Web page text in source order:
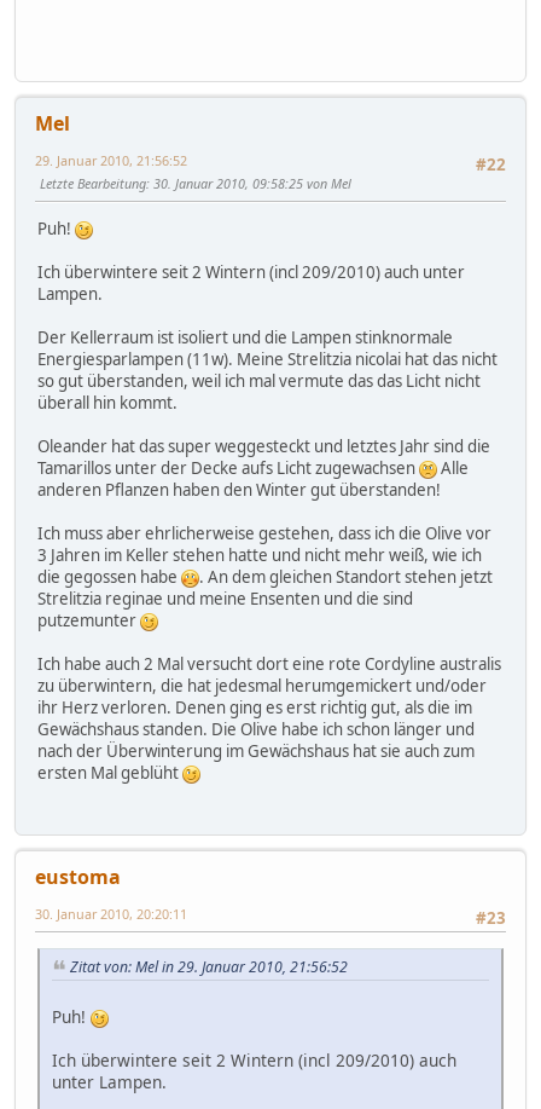
Mel
#22
29. Januar 2010, 21:56:52
Letzte Bearbeitung: 30. Januar 2010, 09:58:25 von Mel
Puh!
Ich überwintere seit 2 Wintern (incl 209/2010) auch unter
Lampen.
Der Kellerraum ist isoliert und die Lampen stinknormale
Energiesparlampen (11w). Meine Strelitzia nicolai hat das nicht
so gut überstanden, weil ich mal vermute das das Licht nicht
überall hin kommt.
Oleander hat das super weggesteckt und letztes Jahr sind die
Tamarillos unter der Decke aufs Licht zugewachsen
Alle
anderen Pflanzen haben den Winter gut überstanden!
Ich muss aber ehrlicherweise gestehen, dass ich die Olive vor
3 Jahren im Keller stehen hatte und nicht mehr weiß, wie ich
die gegossen habe
. An dem gleichen Standort stehen jetzt
Strelitzia reginae und meine Ensenten und die sind
putzemunter
Ich habe auch 2 Mal versucht dort eine rote Cordyline australis
zu überwintern, die hat jedesmal herumgemickert und/oder
ihr Herz verloren. Denen ging es erst richtig gut, als die im
Gewächshaus standen. Die Olive habe ich schon länger und
nach der Überwinterung im Gewächshaus hat sie auch zum
ersten Mal geblüht
eustoma
#23
30. Januar 2010, 20:20:11
Zitat von: Mel in 29. Januar 2010, 21:56:52
Puh!
Ich überwintere seit 2 Wintern (incl 209/2010) auch
unter Lampen.